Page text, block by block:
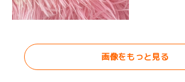
画像をもっと見る